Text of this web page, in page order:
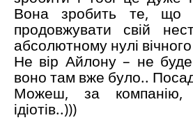
Вона зробить те, що
продовжувати свій
абсолютному нулі
Не вір Айлону – не
воно там вже було..
Можеш, за
ідіотів..)))